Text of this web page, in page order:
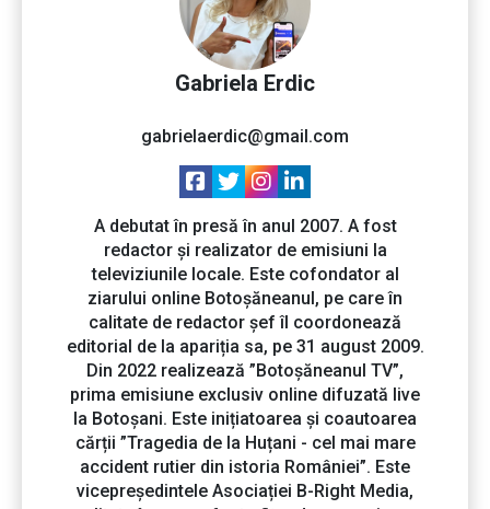
Gabriela Erdic
gabrielaerdic@gmail.com
A debutat în presă în anul 2007. A fost
redactor și realizator de emisiuni la
televiziunile locale. Este cofondator al
ziarului online Botoșăneanul, pe care în
calitate de redactor șef îl coordonează
editorial de la apariția sa, pe 31 august 2009.
Din 2022 realizează ”Botoșăneanul TV”,
prima emisiune exclusiv online difuzată live
la Botoșani. Este inițiatoarea și coautoarea
cărții ”Tragedia de la Huțani - cel mai mare
accident rutier din istoria României”. Este
vicepreședintele Asociației B-Right Media,